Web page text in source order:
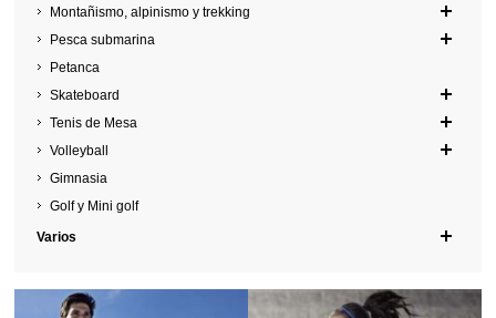
Montañismo, alpinismo y trekking
Pesca submarina
Petanca
Skateboard
Tenis de Mesa
Volleyball
Gimnasia
Golf y Mini golf
Varios